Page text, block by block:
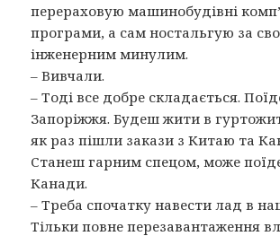
перераховую машинобудівні
програми, а сам ностальгую за
інженерним минулим.
– Вивчали.
– Тоді все добре складається.
Запоріжжя. Будеш жити в
як раз пішли закази з Китаю та
Станеш гарним спецом, може
Канади.
– Треба спочатку навести лад в
Тільки повне перезавантаження